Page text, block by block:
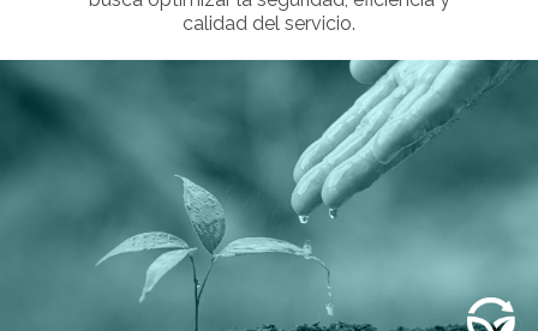
calidad del servicio.